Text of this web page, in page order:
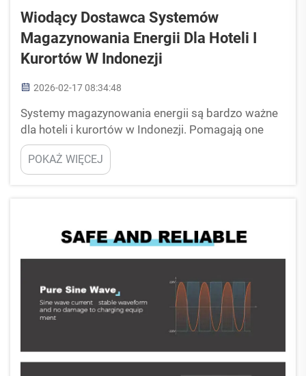
Wiodący Dostawca Systemów
Magazynowania Energii Dla Hoteli I
Kurortów W Indonezji
2026-02-17 08:34:48
Systemy magazynowania energii są bardzo ważne
dla hoteli i kurortów w Indonezji. Pomagają one
oszczędzać energię i zapewniają nieprzerwaną
dostępność zasilania, szczególnie w miejscach,
gdzie dostawa prądu nie jest stabilna. PUFA to
POKAŻ WIĘCEJ